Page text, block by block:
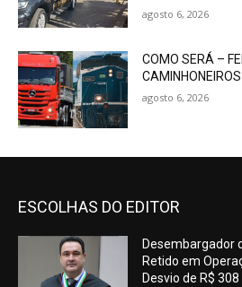
agosto 6, 2026
COMO SERÁ –
agosto 6, 2026
ESCOLHAS DO EDITOR
Desembargador
Retido em
Desvio de R$